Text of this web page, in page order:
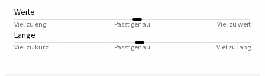
Weite
Viel zu eng Passt genau Viel zu weit
Länge
Viel zu kurz Passt genau Viel zu lang